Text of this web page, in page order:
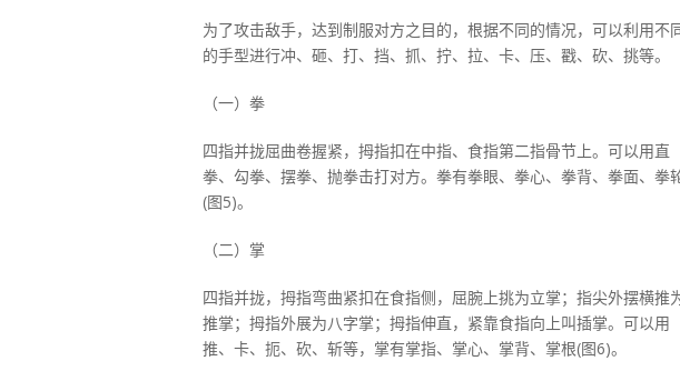
为了攻击敌手，达到制服对方之目的，根据不同的情况，可以利用不
的手型进行冲、砸、打、挡、抓、拧、拉、卡、压、戳、砍、挑等。
（一）拳
四指并拢屈曲卷握紧，拇指扣在中指、食指第二指骨节上。可以用直
拳、勾拳、摆拳、抛拳击打对方。拳有拳眼、拳心、拳背、拳面、拳
(图5)。
（二）掌
四指并拢，拇指弯曲紧扣在食指侧，屈腕上挑为立掌；指尖外摆横推
推掌；拇指外展为八字掌；拇指伸直，紧靠食指向上叫插掌。可以用
推、卡、扼、砍、斩等，掌有掌指、掌心、掌背、掌根(图6)。